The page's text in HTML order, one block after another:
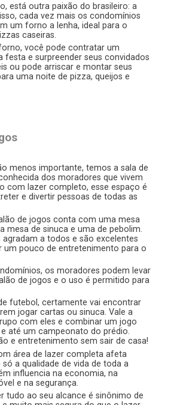
está outra paixão do brasileiro: a
cada vez mais os condomínios
um forno a lenha, ideal para o
caseiras.
você pode contratar um
festa e surpreender seus convidados
ou pode arriscar e montar seus
uma noite de pizza, queijos e
menos importante, temos a sala de
dos moradores que vivem
com lazer completo, esse espaço é
e divertir pessoas de todas as
de jogos conta com uma mesa
mesa de sinuca e uma de pebolim.
agradam a todos e são excelentes
um pouco de entretenimento para o
os moradores podem levar
de jogos e o uso é permitido para
futebol, certamente vai encontrar
jogar cartas ou sinuca. Vale a
com eles e combinar um jogo
até um campeonato do prédio.
e entretenimento sem sair de casa!
área de lazer completa afeta
a qualidade de vida de toda a
influencia na economia, na
e na segurança.
tudo ao seu alcance é sinônimo de